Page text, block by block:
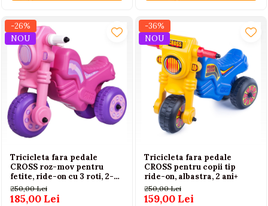
-26%
NOU
Tricicleta fara pedale
CROSS roz-mov pentru
fetite, ride-on cu 3 roti, 2-4
ani
250,00 Lei
185,00 Lei
-36%
NOU
Tricicleta fara pedale
CROSS pentru copii tip
ride-on, albastra, 2 ani+
250,00 Lei
159,00 Lei